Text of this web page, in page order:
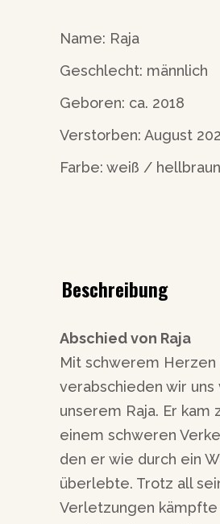
Name: Raja
Geschlecht: männlich
Geboren: ca. 2018
Verstorben: August
Farbe: weiß / hellbraun
Beschreibung
Abschied von Raja
Mit schwerem Herzen
verabschieden wir uns
unserem Raja. Er kam
einem schweren
den er wie durch ein
überlebte. Trotz all
Verletzungen kämpfte